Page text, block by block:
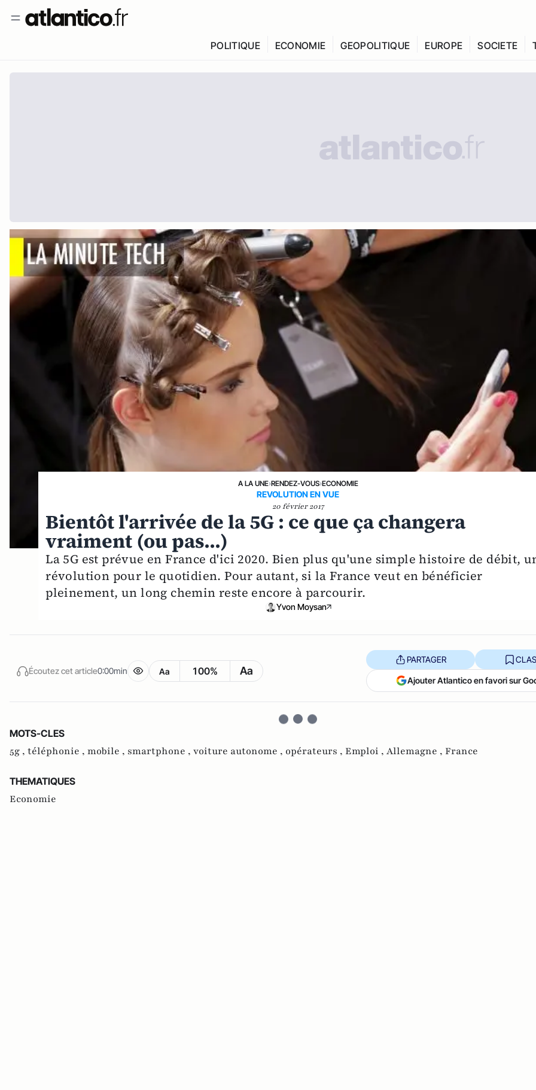
POLITIQUE ECONOMIE GEOPOLITIQUE EUROPE SOCIETE
A LA UNE›RENDEZ-VOUS›ECONOMIE
REVOLUTION EN VUE
20 février 2017
Bientôt l'arrivée de la 5G : ce que ça changera
vraiment (ou pas...)
La 5G est prévue en France d'ici 2020. Bien plus qu'une simple histoire de débit,
révolution pour le quotidien. Pour autant, si la France veut en bénéficier
pleinement, un long chemin reste encore à parcourir.
Yvon Moysan
Écoutez cet article0:00min Aa 100% Aa
PARTAGER
Ajouter Atlantico en favori sur
MOTS-CLES
5g , téléphonie , mobile , smartphone , voiture autonome , opérateurs , Emploi , Allemagne , France
THEMATIQUES
Economie